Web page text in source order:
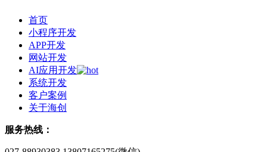
首页
小程序开发
APP开发
网站开发
AI应用开发
系统开发
客户案例
关于海创
服务热线：